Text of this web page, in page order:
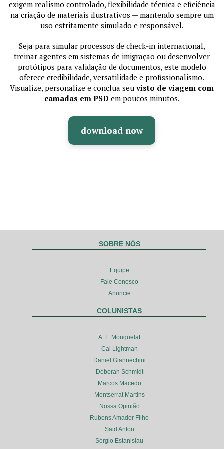
exigem realismo controlado, flexibilidade técnica e eficiência
na criação de materiais ilustrativos — mantendo sempre um
uso estritamente simulado e responsável.
Seja para simular processos de check-in internacional,
treinar agentes em sistemas de imigração ou desenvolver
protótipos para validação de documentos, este modelo
oferece credibilidade, versatilidade e profissionalismo.
Visualize, personalize e conclua seuvisto de viagem com
camadas em PSD em poucos minutos.
download now
SOBRE NÓS
Equipe
Fale Conosco
Anuncie
COLUNISTAS
A. F. Monquelat
Cal Lightman
Daniel Giannechini
Déborah Schmidt
Marcos Macedo
Montserrat Martins
Nossa Opinião
Rubens Amador Filho
Said Anton
Sérgio Estanislau